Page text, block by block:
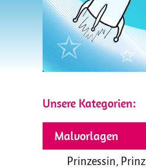
Unsere Kategorien:
Malvorlagen
Prinzessin, Prinz